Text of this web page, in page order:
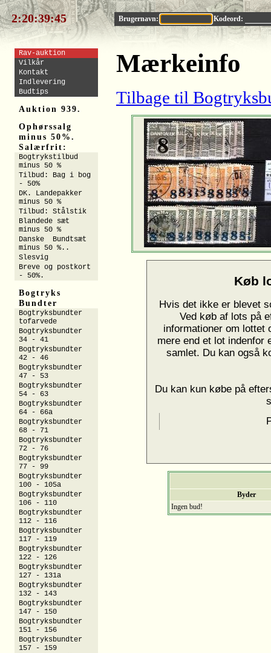
2:20:39:44 Brugernavn: Kodeord:
Mærkeinfo
Tilbage til
Køb
Hvis det ikke er blevet
Ved køb af lots på
informationer om lottet
mere end et lot indenfor
samlet. Du kan også
Du kan kun købe på
Byder
Ingen bud!
Rav-auktion
Vilkår
Kontakt
Indlevering
Budtips
Auktion 939.
Ophørssalg
minus 50%.
Salærfrit:
Bogtrykstilbud
minus 50 %
Tilbud: Bag i bog
- 50%
DK. Landepakker
minus 50 %
Tilbud: Stålstik
Blandede sæt
minus 50 %
Danske Bundtsæt
minus 50 %..
Slesvig
Breve og postkort
- 50%.
Bogtryks
Bundter
Bogtryksbundter
tofarvede
Bogtryksbundter
34 - 41
Bogtryksbundter
42 - 46
Bogtryksbundter
47 - 53
Bogtryksbundter
54 - 63
Bogtryksbundter
64 - 66a
Bogtryksbundter
68 - 71
Bogtryksbundter
72 - 76
Bogtryksbundter
77 - 99
Bogtryksbundter
100 - 105a
Bogtryksbundter
106 - 110
Bogtryksbundter
112 - 116
Bogtryksbundter
117 - 119
Bogtryksbundter
122 - 126
Bogtryksbundter
127 - 131a
Bogtryksbundter
132 - 143
Bogtryksbundter
147 - 150
Bogtryksbundter
151 - 156
Bogtryksbundter
157 - 159